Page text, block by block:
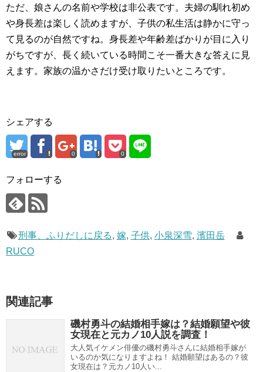
ただ、娘さんの名前や学校は非公表です。夫婦の馴れ初め
や身長差は楽しく読めますが、子供の私生活は静かに守っ
て見るのが自然ですね。身長差や年齢差ばかりが目に入り
がちですが、長く続いている時間こそ一番大きな答えに見
えます。家族の温かさだけ受け取りたいところです。
シェアする
error 0 0
フォローする
刑事、ふりだしに戻る, 嫁, 子供, 小泉深雪, 濱田岳
RUCO
関連記事
磯村勇斗の結婚相手嫁は？結婚願望や彼
女現在と元カノ10人説を調査！
大人気イケメン俳優の磯村勇斗さんに結婚相手嫁が
いるのか気になりますよね！ 結婚願望はあるの？彼
女現在は？元カノ10人い...